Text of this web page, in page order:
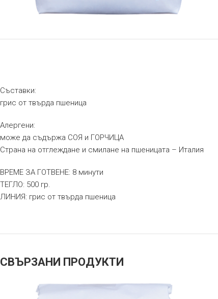
Съставки:
грис от твърда пшеница
Алергени:
може да съдържа СОЯ и ГОРЧИЦА
Страна на отглеждане и смилане на пшеницата – Италия
ВРЕМЕ ЗА ГОТВЕНЕ: 8 минути
ТЕГЛО: 500 гр.
ЛИНИЯ: грис от твърда пшеница
СВЪРЗАНИ ПРОДУКТИ